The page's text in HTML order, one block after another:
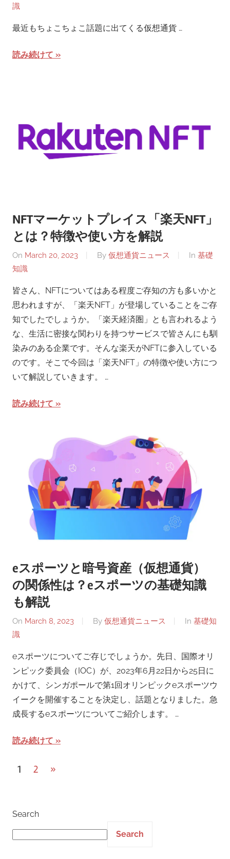
識
最近もちょこちょこ話題に出てくる仮想通貨 …
読み続けて
NFTマーケットプレイス「楽天NFT」
とは？特徴や使い方を解説
On March 20, 2023 By 仮想通貨ニュース In 基礎
知識
皆さん、NFTについてはある程度ご存知の方も多いかと
思われますが、「楽天NFT」が登場していることをご存
知でしたでしょうか。「楽天経済圏」とも言われるよう
な、生活に密接な関わりを持つサービスで皆さんにも馴
染みのある企業です。そんな楽天がNFTに参入している
のです。そこで今回は「楽天NFT」の特徴や使い方につ
いて解説していきます。 …
読み続けて
eスポーツと暗号資産（仮想通貨）
の関係性は？eスポーツの基礎知識
も解説
On March 8, 2023 By 仮想通貨ニュース In 基礎知
識
eスポーツについてご存じでしょうか。先日、国際オリ
ンピック委員会（IOC）が、2023年6月22日から25日に
かけて、シンガポールで第1回オリンピックeスポーツウ
イークを開催することを決定し、話題となりました。急
成長するeスポーツについてご紹介します。 …
読み続けて
Posts
1 2
Next
»
Search
Search